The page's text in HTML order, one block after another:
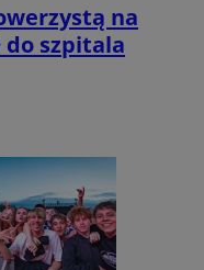
na
do szpitala